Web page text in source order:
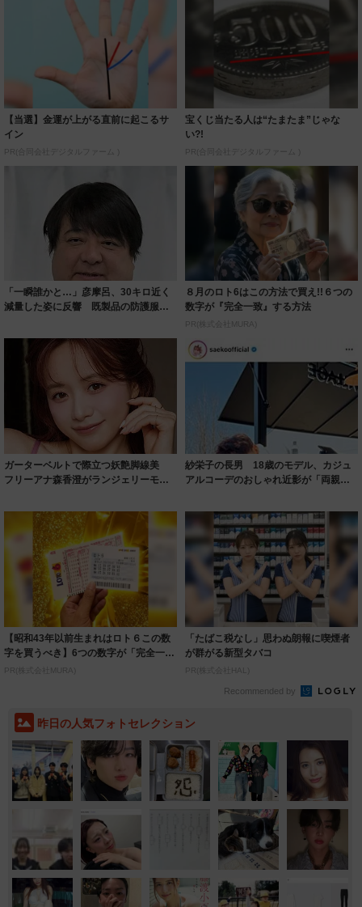
【当選】金運が上がる直前に起こるサ
イン
PR(合同会社デジタルファーム )
宝くじ当たる人は“たまたま”じゃな
い?!
PR(合同会社デジタルファーム )
「一瞬誰かと…」彦摩呂、30キロ近く
減量した姿に反響 既製品の防護服が
８月のロト6はこの方法で買え!!６つの
数字が『完全一致』する方法
PR(株式会社MURA)
ガーターベルトで際立つ妖艶脚線美
フリーアナ森香澄がランジェリーモデ
紗栄子の長男 18歳のモデル、カジュ
アルコーデのおしゃれ近影が「両親の
【昭和43年以前生まれはロト６この数
字を買うべき】6つの数字が「完全一
致」する方...
PR(株式会社MURA)
「たばこ税なし」思わぬ朗報に喫煙者
が群がる新型タバコ
PR(株式会社HAL)
Recommended by
昨日の人気フォトセレクション